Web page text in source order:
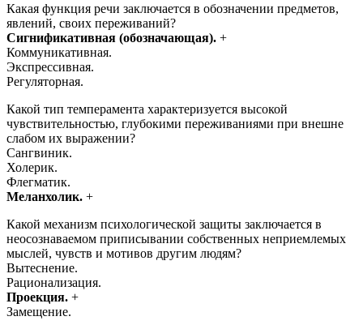
Какая функция речи заключается в обозначении предметов,
явлений, своих переживаний?
Сигнификативная (обозначающая). +
Коммуникативная.
Экспрессивная.
Регуляторная.
Какой тип темперамента характеризуется высокой
чувствительностью, глубокими переживаниями при внешне
слабом их выражении?
Сангвиник.
Холерик.
Флегматик.
Меланхолик. +
Какой механизм психологической защиты заключается в
неосознаваемом приписывании собственных неприемлемых
мыслей, чувств и мотивов другим людям?
Вытеснение.
Рационализация.
Проекция. +
Замещение.